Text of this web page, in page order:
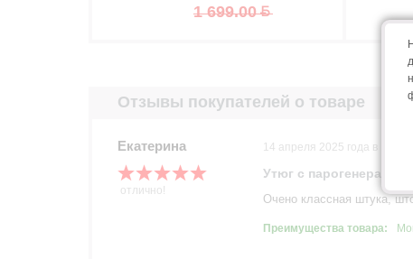
1 699.00
Отзывы покупателей о товаре
14 апреля 2025 года в 15:53
Екатерина
отлично!
Утюг с
Очено классная штука,
Преимущества товара: